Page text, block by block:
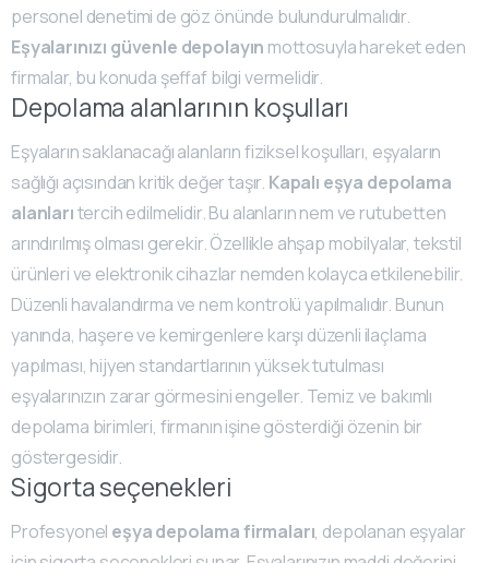
personel denetimi de göz önünde bulundurulmalıdır.
Eşyalarınızı güvenle depolayın mottosuyla hareket eden
firmalar, bu konuda şeffaf bilgi vermelidir.
Depolama alanlarının koşulları
Eşyaların saklanacağı alanların fiziksel koşulları, eşyaların
sağlığı açısından kritik değer taşır. Kapalı eşya depolama
alanlarıtercih edilmelidir. Bu alanların nem ve rutubetten
arındırılmış olması gerekir. Özellikle ahşap mobilyalar, tekstil
ürünleri ve elektronik cihazlar nemden kolayca etkilenebilir.
Düzenli havalandırma ve nem kontrolü yapılmalıdır. Bunun
yanında, haşere ve kemirgenlere karşı düzenli ilaçlama
yapılması, hijyen standartlarının yüksek tutulması
eşyalarınızın zarar görmesini engeller. Temiz ve bakımlı
depolama birimleri, firmanın işine gösterdiği özenin bir
göstergesidir.
Sigorta seçenekleri
Profesyonel eşya depolama firmaları, depolanan eşyalar